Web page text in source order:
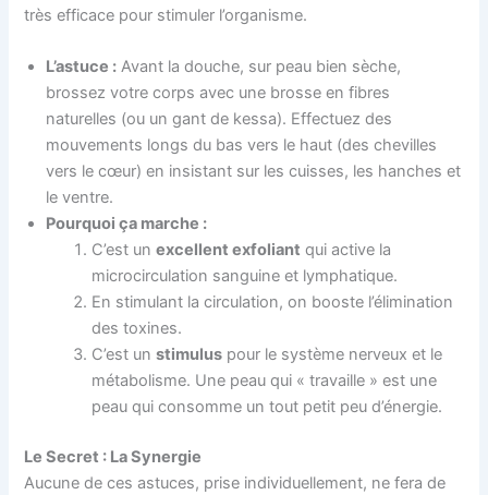
très efficace pour stimuler l’organisme.
L’astuce : Avant la douche, sur peau bien sèche,
brossez votre corps avec une brosse en fibres
naturelles (ou un gant de kessa). Effectuez des
mouvements longs du bas vers le haut (des chevilles
vers le cœur) en insistant sur les cuisses, les hanches et
le ventre.
Pourquoi ça marche :
C’est unexcellent exfoliant qui active la
microcirculation sanguine et lymphatique.
En stimulant la circulation, on booste l’élimination
des toxines.
C’est unstimulus pour le système nerveux et le
métabolisme. Une peau qui « travaille » est une
peau qui consomme un tout petit peu d’énergie.
Le Secret : La Synergie
Aucune de ces astuces, prise individuellement, ne fera de